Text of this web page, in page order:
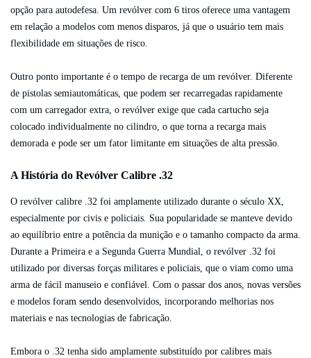
opção para autodefesa. Um revólver com 6 tiros oferece uma vantagem
em relação a modelos com menos disparos, já que o usuário tem mais
flexibilidade em situações de risco.
Outro ponto importante é o tempo de recarga de um revólver. Diferente
de pistolas semiautomáticas, que podem ser recarregadas rapidamente
com um carregador extra, o revólver exige que cada cartucho seja
colocado individualmente no cilindro, o que torna a recarga mais
demorada e pode ser um fator limitante em situações de alta pressão.
A História do Revólver Calibre .32
O revólver calibre .32 foi amplamente utilizado durante o século XX,
especialmente por civis e policiais. Sua popularidade se manteve devido
ao equilíbrio entre a potência da munição e o tamanho compacto da arma.
Durante a Primeira e a Segunda Guerra Mundial, o revólver .32 foi
utilizado por diversas forças militares e policiais, que o viam como uma
arma de fácil manuseio e confiável. Com o passar dos anos, novas versões
e modelos foram sendo desenvolvidos, incorporando melhorias nos
materiais e nas tecnologias de fabricação.
Embora o .32 tenha sido amplamente substituído por calibres mais